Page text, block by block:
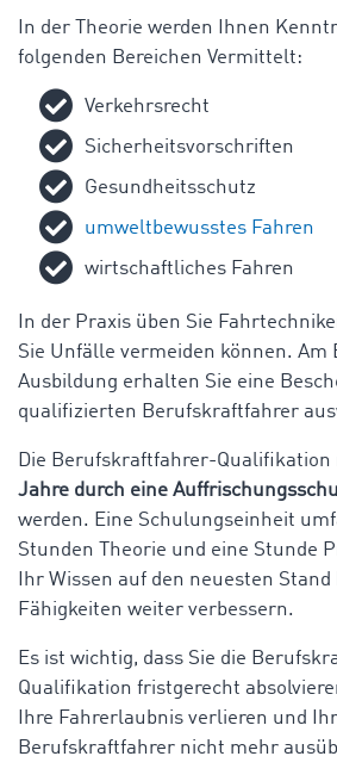
In der Theorie werden Ihnen
folgenden Bereichen Vermittelt:
Verkehrsrecht
Sicherheitsvorschriften
Gesundheitsschutz
umweltbewusstes Fahren
wirtschaftliches Fahren
In der Praxis üben Sie
Sie Unfälle vermeiden können. Am
Ausbildung erhalten Sie eine
qualifizierten Berufskraftfahrer
Die Berufskraftfahrer-Qualifikation
Jahre durch eine
werden. Eine Schulungseinheit
Stunden Theorie und eine Stunde
Ihr Wissen auf den neuesten
Fähigkeiten weiter verbessern.
Es ist wichtig, dass Sie die
Qualifikation fristgerecht
Ihre Fahrerlaubnis verlieren und
Berufskraftfahrer nicht mehr